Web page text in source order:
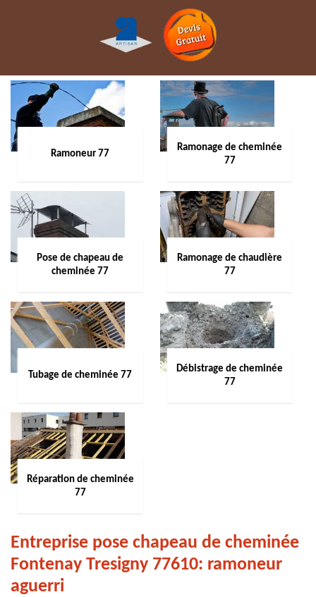
Ramoneur 77
Ramonage de cheminée
77
Pose de chapeau de
cheminée 77
Ramonage de chaudière
77
Tubage de cheminée 77
Débistrage de cheminée
77
Réparation de cheminée
77
Entreprise pose chapeau de cheminée
Fontenay Tresigny 77610: ramoneur
aguerri